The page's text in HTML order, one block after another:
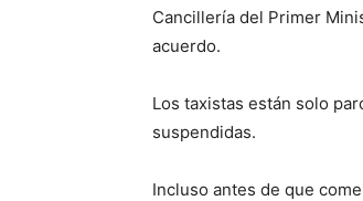
Cancillería del Primer
acuerdo.
Los taxistas están solo
suspendidas.
Incluso antes de que